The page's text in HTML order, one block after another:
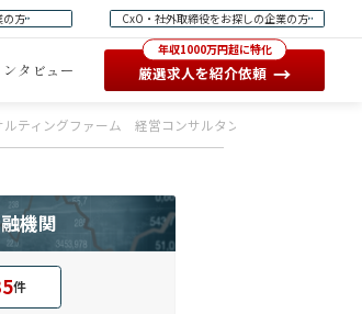
の方 CxO・社外取締役をお探しの企業の方
タビュー
年収1000万円超に特化
厳選求人を紹介依頼 →
ルティングファーム 経営コンサルタント（未経験採用）
機関
件